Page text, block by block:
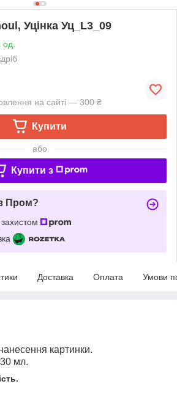
Уцінка Уц_L3_09
на сайті — 300 ₴
Купити
або
Купити з
Пром?
Доставка Оплата Умови
картинки.
мл.